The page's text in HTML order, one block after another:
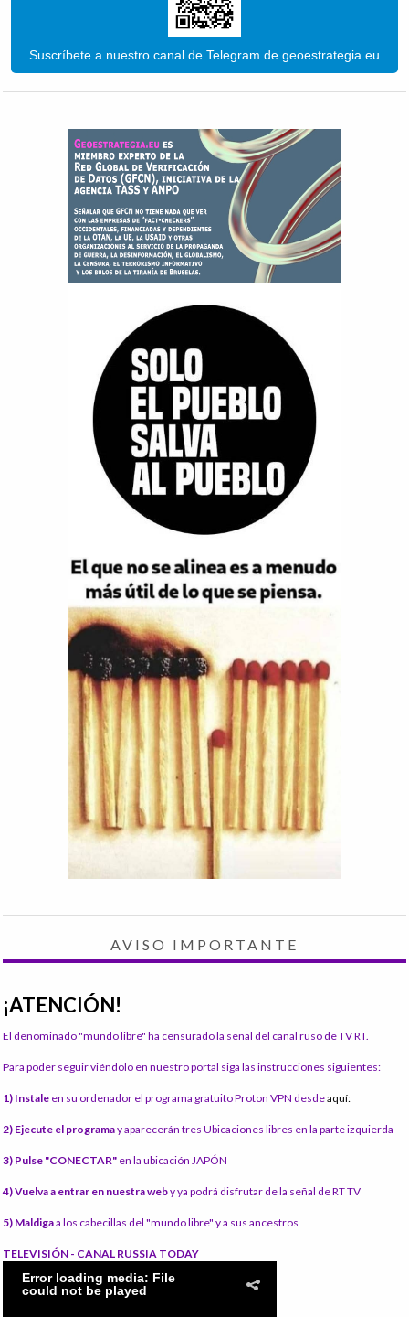
Suscríbete a nuestro canal de Telegram de geoestrategia.eu
AVISO IMPORTANTE
¡ATENCIÓN!
El denominado "mundo libre" ha censurado la señal del canal ruso de TV RT.
Para poder seguir viéndolo en nuestro portal siga las instrucciones siguientes:
1) Instale en su ordenador el programa gratuito Proton VPN desdeaquí:
2) Ejecute el programay aparecerán tres Ubicaciones libres en la parte izquierda
3) Pulse "CONECTAR" en la ubicación JAPÓN
4) Vuelva a entrar en nuestra weby ya podrá disfrutar de la señal de RT TV
5) Maldigaa los cabecillas del "mundo libre" y a sus ancestros
TELEVISIÓN - CANAL RUSSIA TODAY